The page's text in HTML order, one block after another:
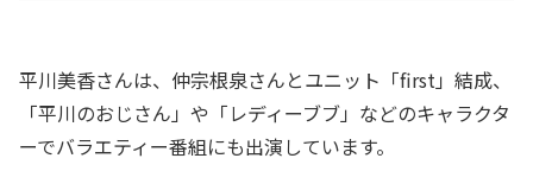
平川美香さんは、仲宗根泉さんとユニット「first」結成、
「平川のおじさん」や「レディーブブ」などのキャラクタ
ーでバラエティー番組にも出演しています。